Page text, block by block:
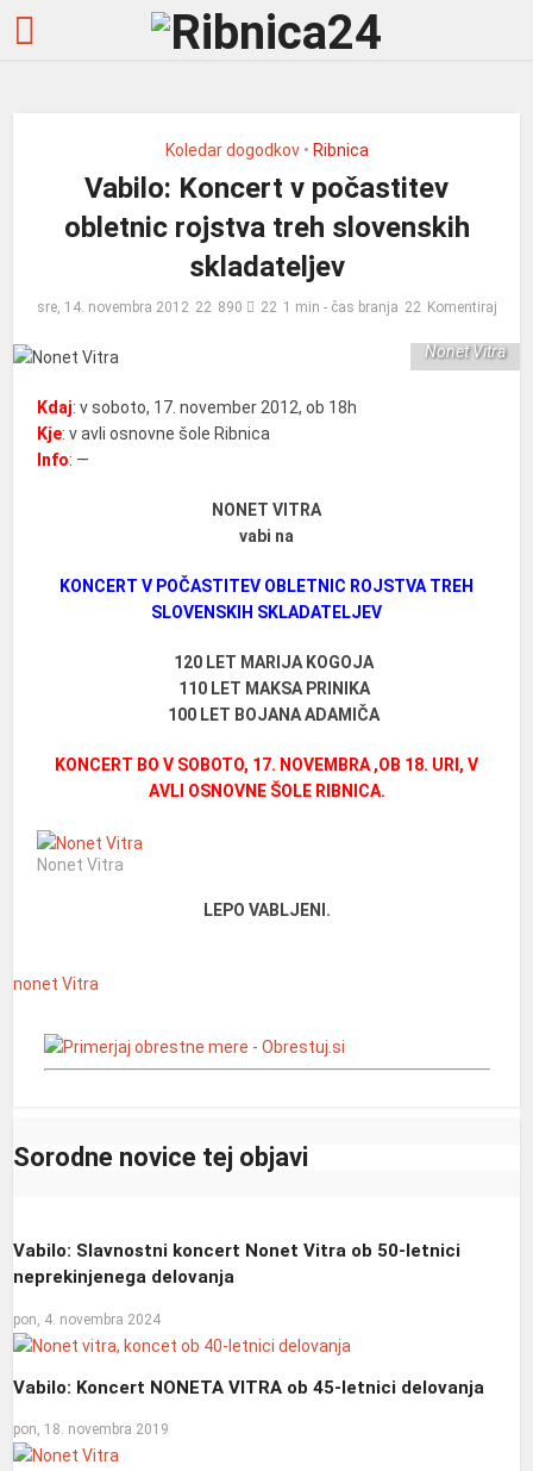
Koledar dogodkov • Ribnica
Vabilo: Koncert v počastitev
obletnic rojstva treh slovenskih
skladateljev
sre, 14. novembra 2012 890 1 min - čas branja Komentiraj
Nonet Vitra
Kdaj: v soboto, 17. november 2012, ob 18h
Kje: v avli osnovne šole Ribnica
Info: —
NONET VITRA
vabi na
KONCERT V POČASTITEV OBLETNIC ROJSTVA TREH
SLOVENSKIH SKLADATELJEV
120 LET MARIJA KOGOJA
110 LET MAKSA PRINIKA
100 LET BOJANA ADAMIČA
KONCERT BO V SOBOTO, 17. NOVEMBRA ,OB 18. URI, V
AVLI OSNOVNE ŠOLE RIBNICA.
Nonet Vitra
LEPO VABLJENI.
nonet Vitra
Sorodne novice tej objavi
Vabilo: Slavnostni koncert Nonet Vitra ob 50-letnici
neprekinjenega delovanja
pon, 4. novembra 2024
Vabilo: Koncert NONETA VITRA ob 45-letnici delovanja
pon, 18. novembra 2019